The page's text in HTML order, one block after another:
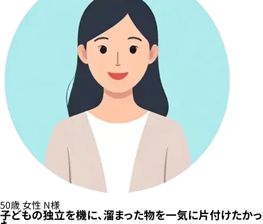
50歳女性 N様
子どもの独立を機に、溜まった物を一気に片付けたかっ